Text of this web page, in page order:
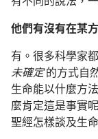
他們有沒有在某
有。很多科學家
未確定的方式自
生命能以什麼方
麼肯定這是事實
聖經怎樣談及生